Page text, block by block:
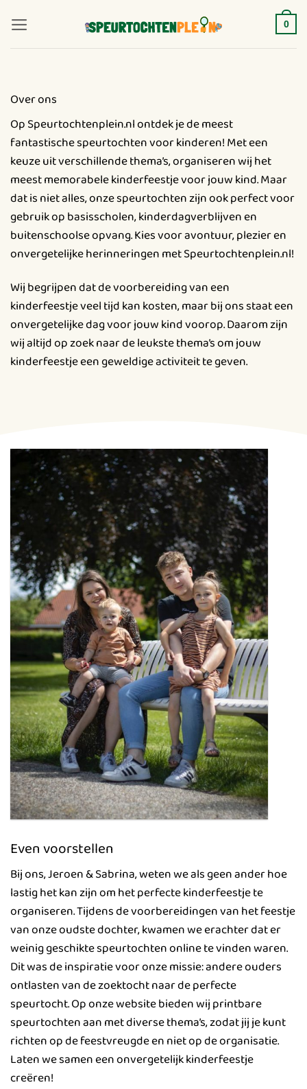
naar
inhoud
0
Over ons
Op Speurtochtenplein.nl ontdek je de meest
fantastische speurtochten voor kinderen! Met een
keuze uit verschillende thema’s, organiseren wij het
meest memorabele kinderfeestje voor jouw kind. Maar
dat is niet alles, onze speurtochten zijn ook perfect voor
gebruik op basisscholen, kinderdagverblijven en
buitenschoolse opvang. Kies voor avontuur, plezier en
onvergetelijke herinneringen met Speurtochtenplein.nl!
Wij begrijpen dat de voorbereiding van een
kinderfeestje veel tijd kan kosten, maar bij ons staat een
onvergetelijke dag voor jouw kind voorop. Daarom zijn
wij altijd op zoek naar de leukste thema’s om jouw
kinderfeestje een geweldige activiteit te geven.
Even voorstellen
Bij ons, Jeroen & Sabrina, weten we als geen ander hoe
lastig het kan zijn om het perfecte kinderfeestje te
organiseren. Tijdens de voorbereidingen van het feestje
van onze oudste dochter, kwamen we erachter dat er
weinig geschikte speurtochten online te vinden waren.
Dit was de inspiratie voor onze missie: andere ouders
ontlasten van de zoektocht naar de perfecte
speurtocht. Op onze website bieden wij printbare
speurtochten aan met diverse thema’s, zodat jij je kunt
richten op de feestvreugde en niet op de organisatie.
Laten we samen een onvergetelijk kinderfeestje
creëren!